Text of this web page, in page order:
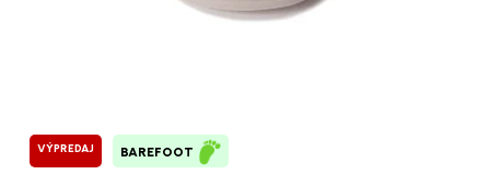
VÝPREDAJ BAREFOOT